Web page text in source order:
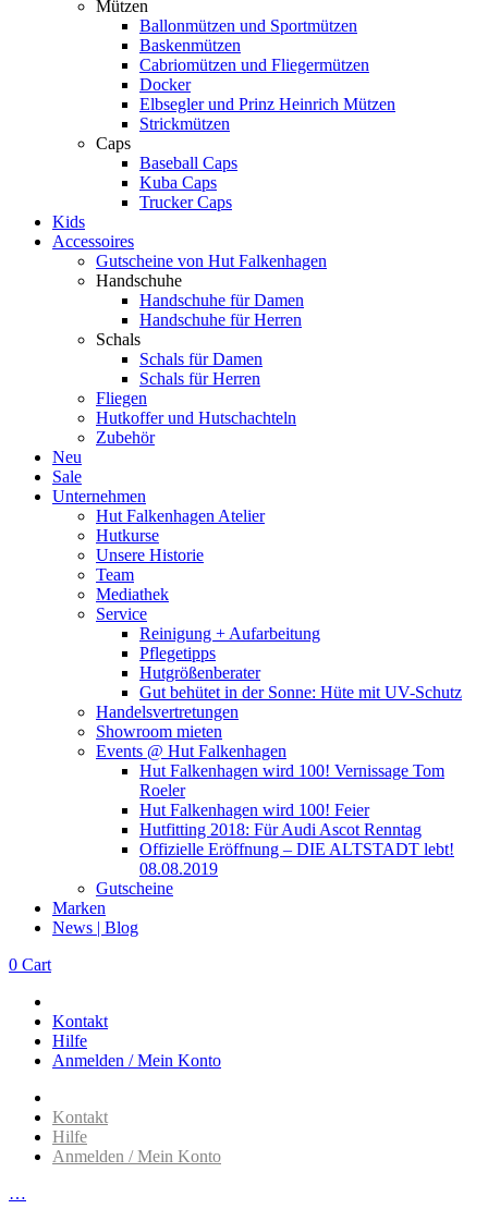
Mützen
Ballonmützen und Sportmützen
Baskenmützen
Cabriomützen und Fliegermützen
Docker
Elbsegler und Prinz Heinrich Mützen
Strickmützen
Caps
Baseball Caps
Kuba Caps
Trucker Caps
Kids
Accessoires
Gutscheine von Hut Falkenhagen
Handschuhe
Handschuhe für Damen
Handschuhe für Herren
Schals
Schals für Damen
Schals für Herren
Fliegen
Hutkoffer und Hutschachteln
Zubehör
Neu
Sale
Unternehmen
Hut Falkenhagen Atelier
Hutkurse
Unsere Historie
Team
Mediathek
Service
Reinigung + Aufarbeitung
Pflegetipps
Hutgrößenberater
Gut behütet in der Sonne: Hüte mit UV-Schutz
Handelsvertretungen
Showroom mieten
Events @ Hut Falkenhagen
Hut Falkenhagen wird 100! Vernissage Tom
Roeler
Hut Falkenhagen wird 100! Feier
Hutfitting 2018: Für Audi Ascot Renntag
Offizielle Eröffnung – DIE ALTSTADT lebt!
08.08.2019
Gutscheine
Marken
News | Blog
0 Cart
Kontakt
Hilfe
Anmelden / Mein Konto
Kontakt
Hilfe
Anmelden / Mein Konto
…